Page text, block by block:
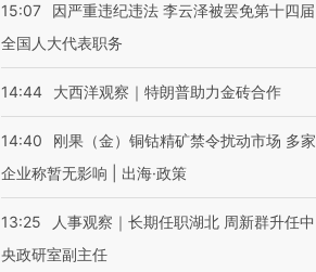
15:07
因严重违纪违法 李云泽被罢免第十四届
全国人大代表职务
14:44 大西洋观察｜特朗普助力金砖合作
14:40
刚果（金）铜钴精矿禁令扰动市场 多家
企业称暂无影响 | 出海·政策
13:25
人事观察｜长期任职湖北 周新群升任中
央政研室副主任